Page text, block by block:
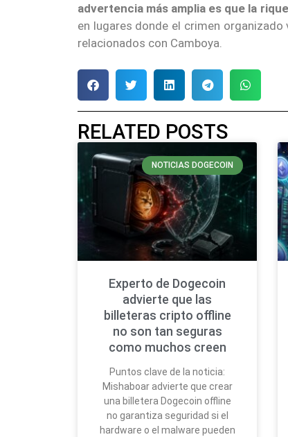
advertencia más amplia es que la
en lugares donde el crimen
relacionados con Camboya.
RELATED POSTS
NOTICIAS DOGECOIN
Experto de Dogecoin
advierte que las
billeteras cripto offline
no son tan seguras
como muchos creen
Puntos clave de la noticia:
Mishaboar advierte que crear
una billetera Dogecoin offline
no garantiza seguridad si el
hardware o el malware pueden